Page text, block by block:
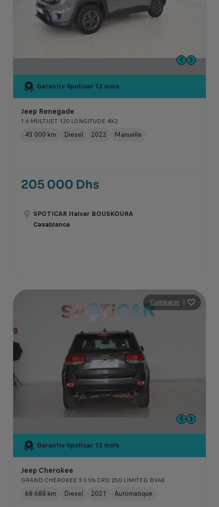
Garantie Spoticar 12 mois
Jeep Renegade
1.6 MULTIJET 120 LONGITUDE 4X2
43 000 km Diesel 2022 Manuelle
205 000 Dhs
SPOTICAR Italcar BOUSKOURA
Casablanca
Comparer |
Garantie Spoticar 12 mois
Jeep Cherokee
GRAND CHEROKEE 3.0 V6 CRD 250 LIMITED BVA8
68 688 km Diesel 2021 Automatique